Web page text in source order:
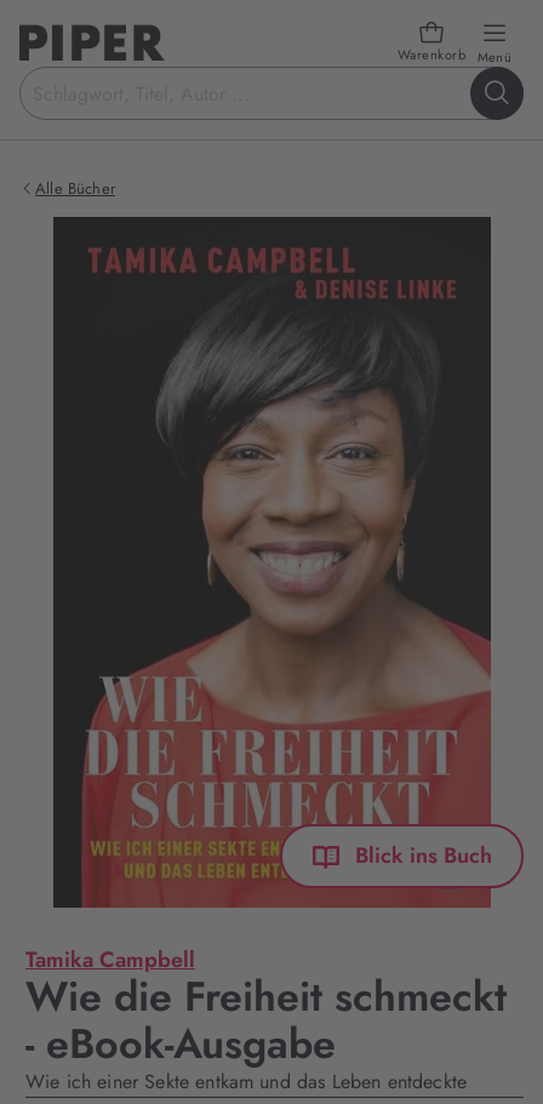
Warenkorb Menü
Suchbegriff
eingeben
Alle Bücher
Blick ins Buch
Tamika Campbell
Wie die Freiheit schmeckt
- eBook-Ausgabe
Wie ich einer Sekte entkam und das Leben entdeckte